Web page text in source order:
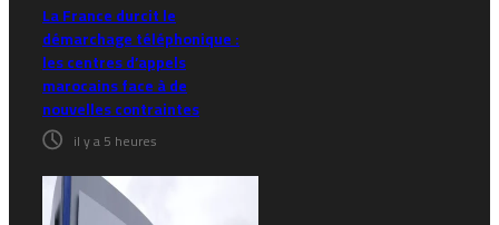
La France durcit le
démarchage téléphonique :
les centres d’appels
marocains face à de
nouvelles contraintes
il y a 5 heures